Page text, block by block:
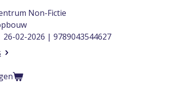
Non-Fictie
02-2026 | 9789043544627